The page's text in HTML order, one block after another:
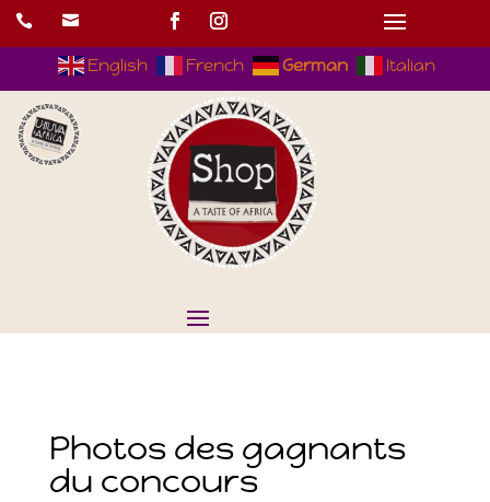
 
English French German Italian
Photos des gagnants
du concours